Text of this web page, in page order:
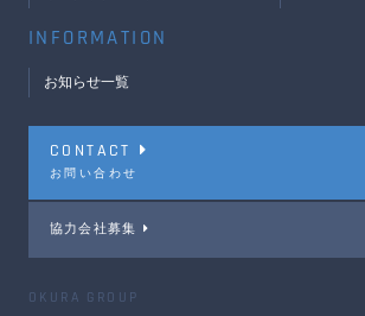
INFORMATION
お知らせ一覧
CONTACT
お問い合わせ
協力会社募集
OKURA GROUP